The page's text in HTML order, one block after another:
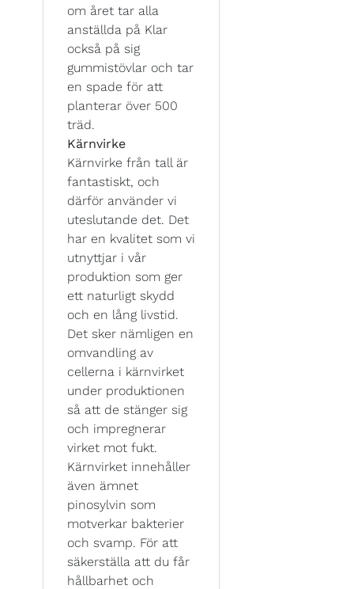
om året tar alla
anställda på Klar
också på sig
gummistövlar och tar
en spade för att
planterar över 500
träd.
Kärnvirke
Kärnvirke från tall är
fantastiskt, och
därför använder vi
uteslutande det. Det
har en kvalitet som vi
utnyttjar i vår
produktion som ger
ett naturligt skydd
och en lång livstid.
Det sker nämligen en
omvandling av
cellerna i kärnvirket
under produktionen
så att de stänger sig
och impregnerar
virket mot fukt.
Kärnvirket innehåller
även ämnet
pinosylvin som
motverkar bakterier
och svamp. För att
säkerställa att du får
hållbarhet och